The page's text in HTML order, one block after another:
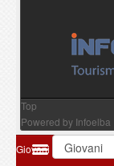
Top
Powered by Infoelba
Giovani